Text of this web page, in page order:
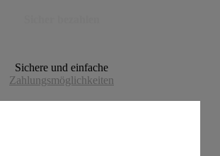
Sichere und einfache
Zahlungsmöglichkeiten